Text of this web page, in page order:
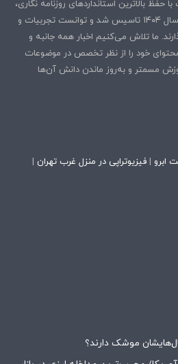
بالاترین استانداردهای روزنامه نگاری،
تعهد اخلاقی، تولید محتوا و.. در سال ۱۴۰۴ تاسیس شد و توانست تجربیات و
ما تلاش می‌کنیم اخبار همه جانبه و
محتوای خود را از نظر تخصص در موضوعات
مسمتر و به‌روز ماندن دانش آن‌ها
ابرو | فیزیوتراپی در منزل غرب تهران |
موشک‌ دارند؟